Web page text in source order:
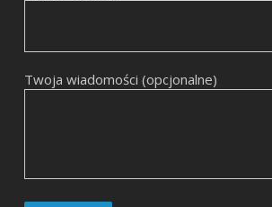
Twoja wiadomości (opcjonalne)